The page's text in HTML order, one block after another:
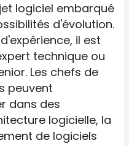
logiciel embarqué
d'évolution.
il est
technique ou
Les chefs de
peuvent
dans des
logicielle, la
de logiciels